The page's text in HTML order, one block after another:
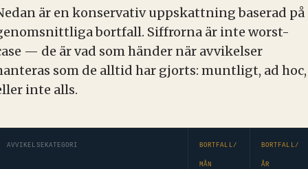
är en konservativ uppskattning baserad på
bortfall. Siffrorna är inte worst-
— de är vad som händer när avvikelser
som de alltid har gjorts: muntligt, ad hoc,
inte alls.
AVVIKELSEKATEGORI BORTFALL/
MÅN
BORTFALL/
ÅR